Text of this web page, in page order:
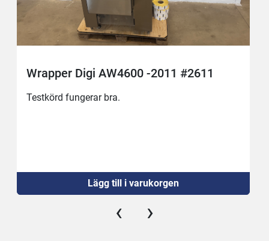
Wrapper Digi AW4600 -2011 #2611
Testkörd fungerar bra.
Lägg till i varukorgen
‹ ›